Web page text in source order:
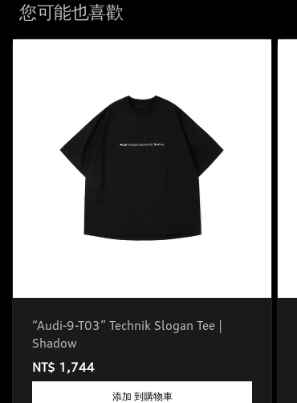
您可能也喜歡
“Audi-9-T03” Technik Slogan Tee |
Shadow
NT$ 1,744
添加 到購物車